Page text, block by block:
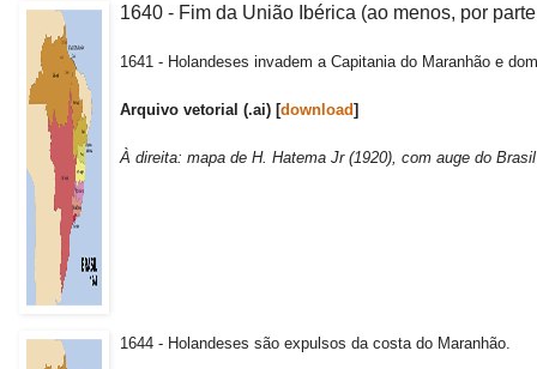
1640 - Fim da União Ibérica (ao menos, por
1641 - Holandeses invadem a Capitania do Maranhão e
Arquivo vetorial (.ai) [download]
À direita: mapa de H. Hatema Jr (1920), com auge do
1644 - Holandeses são expulsos da costa do Maranhão.